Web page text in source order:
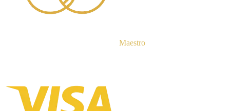
Maestro